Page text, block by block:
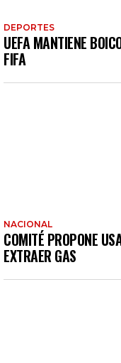
DEPORTES
UEFA MANTIENE
FIFA
NACIONAL
COMITÉ PROPONE
EXTRAER GAS